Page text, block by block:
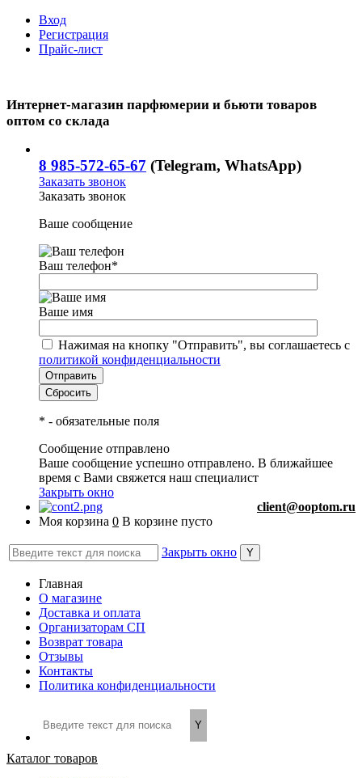
Вход
Регистрация
Прайс-лист
Интернет-магазин парфюмерии и бьюти товаров
оптом со склада
8 985-572-65-67 (Telegram, WhatsApp)
Заказать звонок
Заказать звонок
Ваше сообщение
Ваш телефон*
Ваше имя
Нажимая на кнопку "Отправить", вы соглашаетесь с
политикой конфиденциальности
* - обязательные поля
Сообщение отправлено
Ваше сообщение успешно отправлено. В ближайшее
время с Вами свяжется наш специалист
Закрыть окно
client@ooptom.ru
Моя корзина 0 В корзине пусто
Закрыть окно
Главная
О магазине
Доставка и оплата
Организаторам СП
Возврат товара
Отзывы
Контакты
Политика конфиденциальности
Каталог товаров